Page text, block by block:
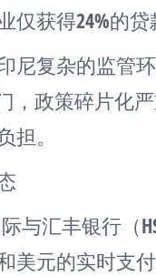
获得24%的贷
尼复杂的监管
，政策碎片化
。
与汇丰银行（
美元的实时支